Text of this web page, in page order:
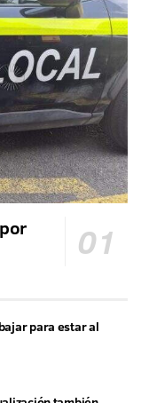
para estar al